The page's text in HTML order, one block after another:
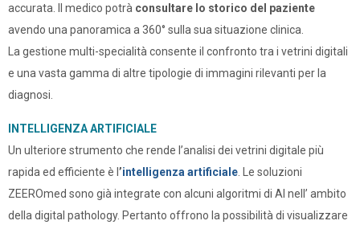
accurata. Il medico potrà consultare lo storico del paziente
avendo una panoramica a 360° sulla sua situazione clinica.
La gestione multi-specialità consente il confronto tra i vetrini digitali
e una vasta gamma di altre tipologie di immagini rilevanti per la
diagnosi.
INTELLIGENZA ARTIFICIALE
Un ulteriore strumento che rende l’analisi dei vetrini digitale più
rapida ed efficiente è l ’intelligenza artificiale . Le soluzioni
ZEEROmed sono già integrate con alcuni algoritmi di AI nell’ ambito
della digital pathology. Pertanto offrono la possibilità di visualizzare